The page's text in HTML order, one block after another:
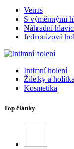
Venus
S výměnnými
Náhradní
Jednorázová
Intimní holení
Žiletky a holítka
Kosmetika
Top články